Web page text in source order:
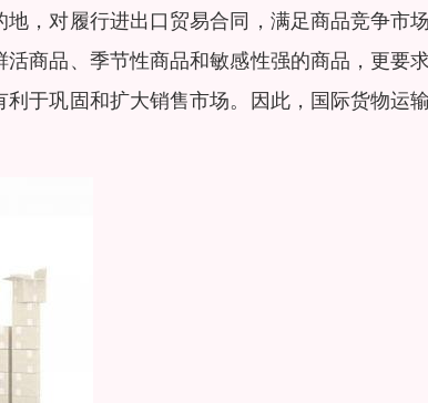
，对履行进出口贸易合同，满足商品竞争市
商品、季节性商品和敏感性强的商品，更要
于巩固和扩大销售市场。因此，国际货物运